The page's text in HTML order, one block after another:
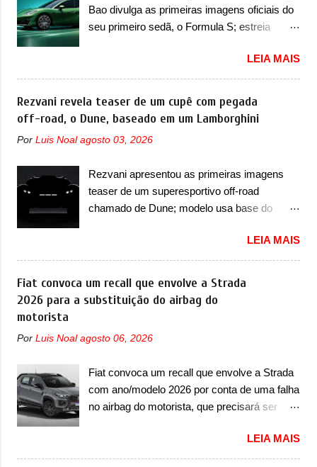
possui um espaço para a placa novo abaixo
do vinco e uma nova entrada de ar inferio...
como ‘20’. Junto das mudanças visuais, a
marca confirmou que ele pode ser um dos
novo motor elétrico. Chamado de ’16 em 1’,
também chamado de Thunder, ele apresenta
uma melhoria de eficiência térmica e integra
12 elementos de hardware. Entre eles, motor
elétrico, controlador de motor, redutor,
LBMS, VCU, TMS, controle ativo de pré-
carga e gateway de domínio de energia. Há
mais quatro recursos de software como
Bao divulga as primeiras imagens oficiais do
seu primeiro sedã, o Formula S; estreia
como uma marca com utilitários esportivos, a
Fang Cheng Bao nasceu como uma empresa
voltada a desenvolver utilitários esportivos
com uma pegada mais off-road. E isso
funcionou muito bem com o lançamento dos
modelos Bao 5 e Bao 8, além do Tai 3 e Tai 7.
vez no segmento de... sedãs. Antecipado por
imagens teaser, o Formula S será o primeiro
três volumes da Fang Cheng Bao, que
Denza. Até o momento, a marca divulgou
algumas imagens externas e informações
sobre o sedã, que terá seu lançamento ainda
neste ano de 2026. Em termos de design, o
linhas do conceito que o antecipou no Salão
semestre. Na dianteira, o sedã conta com
faróis mais quadrados e compactos, com
luzes ...
LEIA MAIS
Rezvani revela teaser de um cupê com pegada
off-road, o Dune, baseado em um Lamborghini
Por Luis Noal agosto 03, 2026
Rezvani apresentou as primeiras imagens
teaser de um superesportivo off-road
chamado de Dune; modelo usa base do
Rezvani apresentou as primeiras imagens
teaser de um novo superesportivo que vai
oferecer aos seus consumidores. Trata-se do
Dune, um cupê superesportivo que terá uma
proposta off-road assim como outros
Porsche 911 Dakar e o... Lamborghini
grande parte no desenvolvimento do Dune.
Baseado no Huracán, o Dune nasce com
uma proposta similar ao que a marca
design ainda mais Mad Max – algo
característico da Rezvani. Junto com as
LEIA MAIS
Fiat convoca um recall que envolve a Strada
2026 para a substituição do airbag do
motorista
Por Luis Noal agosto 06, 2026
Fiat convoca um recall que envolve a Strada
com ano/modelo 2026 por conta de uma falha
no airbag do motorista, que precisará ser
24 de outubro de 2025 que envolve os
proprietários da Strada no Brasil. O chamado
LEIA MAIS